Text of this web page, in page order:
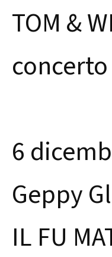
TOM &
6
Geppy
IL FU